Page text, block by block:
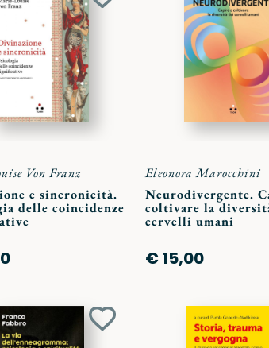
Aggiungi
Von Franz
e sincronicità.
delle coincidenze
Eleonora Marocchini
Neurodivergente.
coltivare la
cervelli umani
€ 15,00
Aggiungi